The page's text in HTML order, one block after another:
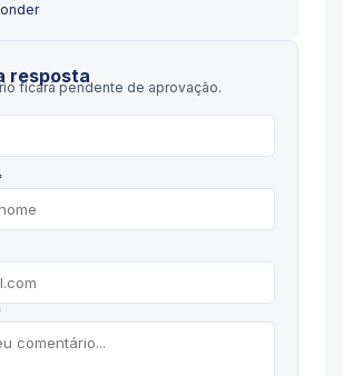
resposta
ficará pendente de aprovação.